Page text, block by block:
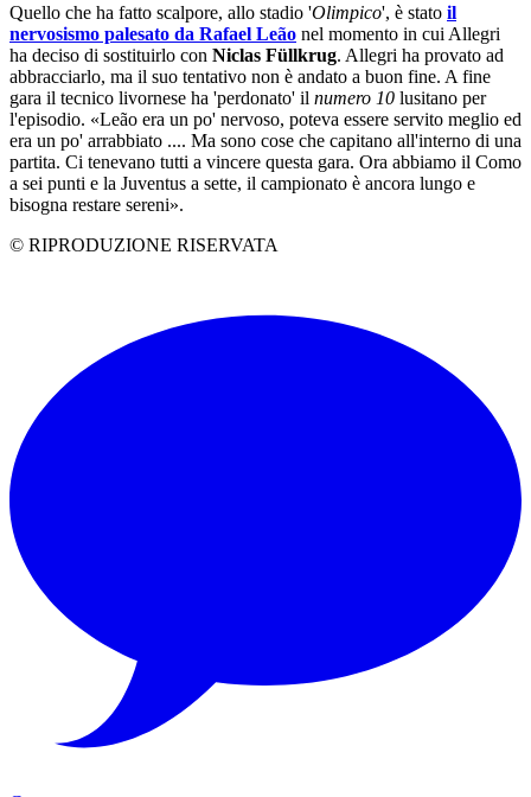
Quello che ha fatto scalpore, allo stadio 'Olimpico', è stato il
nervosismo palesato da Rafael Leão nel momento in cui Allegri
ha deciso di sostituirlo con Niclas Füllkrug. Allegri ha provato ad
abbracciarlo, ma il suo tentativo non è andato a buon fine. A fine
gara il tecnico livornese ha 'perdonato' il numero 10 lusitano per
l'episodio. «Leão era un po' nervoso, poteva essere servito meglio ed
era un po' arrabbiato .... Ma sono cose che capitano all'interno di una
partita. Ci tenevano tutti a vincere questa gara. Ora abbiamo il Como
a sei punti e la Juventus a sette, il campionato è ancora lungo e
bisogna restare sereni».
© RIPRODUZIONE RISERVATA